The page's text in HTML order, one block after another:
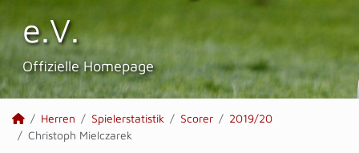
e.V.
Offizielle Homepage
Herren Spielerstatistik Scorer
2019/20
Christoph Mielczarek